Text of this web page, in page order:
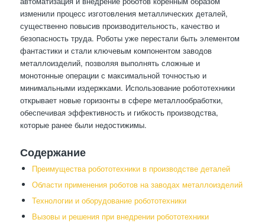
изменили процесс изготовления металлических деталей,
существенно повысив производительность, качество и
безопасность труда. Роботы уже перестали быть элементом
фантастики и стали ключевым компонентом заводов
металлоизделий, позволяя выполнять сложные и
монотонные операции с максимальной точностью и
минимальными издержками. Использование робототехники
открывает новые горизонты в сфере металлообработки,
обеспечивая эффективность и гибкость производства,
которые ранее были недостижимы.
Содержание
Преимущества робототехники в производстве деталей
Области применения роботов на заводах металлоизделий
Технологии и оборудование робототехники
Вызовы и решения при внедрении робототехники